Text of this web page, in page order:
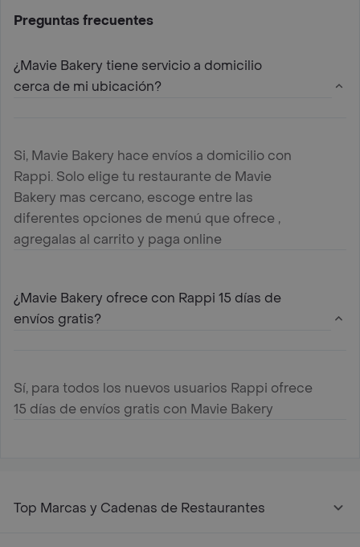
Preguntas frecuentes
¿Mavie Bakery tiene servicio a domicilio
cerca de mi ubicación?
Si, Mavie Bakery hace envíos a domicilio con
Rappi. Solo elige tu restaurante de Mavie
Bakery mas cercano, escoge entre las
diferentes opciones de menú que ofrece ,
agregalas al carrito y paga online
¿Mavie Bakery ofrece con Rappi 15 días de
envíos gratis?
Sí, para todos los nuevos usuarios Rappi ofrece
15 días de envíos gratis con Mavie Bakery
Top Marcas y Cadenas de Restaurantes